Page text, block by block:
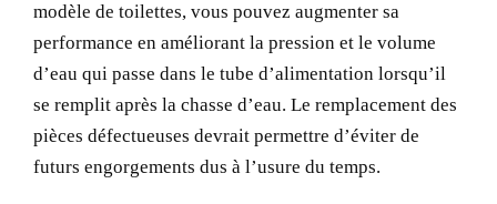
modèle de toilettes, vous pouvez augmenter sa
performance en améliorant la pression et le volume
d’eau qui passe dans le tube d’alimentation lorsqu’il
se remplit après la chasse d’eau. Le remplacement des
pièces défectueuses devrait permettre d’éviter de
futurs engorgements dus à l’usure du temps.